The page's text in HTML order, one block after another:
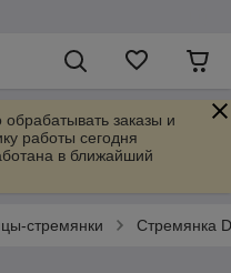
заказы и
работы сегодня
в ближайший
стремянки Стремянка